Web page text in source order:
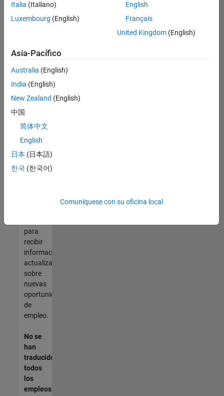
ampliar
su
todos
empleos.
Si aun
así no
ninguna
vacante
que se
a sus
cualificaciones,
para
recibir
información
actualizada
sobre
nuevas
oportunidades
de
empleo.
No se
han
traducido
todos
los
empleos.
Italia (Italiano)
Luxembourg (English)
English
Français
United Kingdom(English)
Asia-Pacífico
Australia (English)
India (English)
New Zealand (English)
中国
简体中文
English
日本 (日本語)
한국 (한국어)
Comuníquese con su oficina local